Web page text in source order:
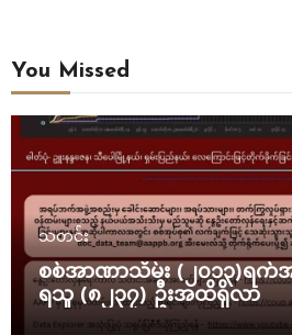
You Missed
သတင်း
စစ်အာဏာသိမ်း (၂၀၁၃)ရ
ရသူ (၈၂၃၇) ဦးအထိရှိလာ